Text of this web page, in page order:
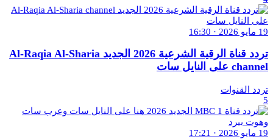
19 مايو 2026 · 16:30
تردد قناة الرقية الشرعية 2026 الجديد Al-Raqia Al-Sharia
channel على النايل سات
تردد القنوات
5
19 مايو 2026 · 17:21